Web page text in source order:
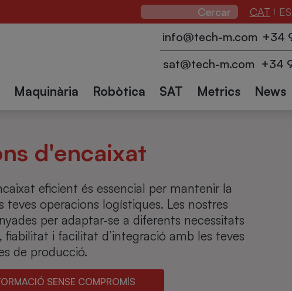
CAT |
info@tech-m.com +34
sat@tech-m.com +34
Construcció Logística
Maquinària
PaletitzadorsEmbolicadores
de palets
Robòtica
Robots
industrials
SAT
Metrics News
d'encaixat
eficient és essencial per mantenir la
operacions logístiques. Les nostres
per adaptar-se a diferents necessitats
i facilitat d’integració amb les teves
de producció.
SENSE COMPROMÍS